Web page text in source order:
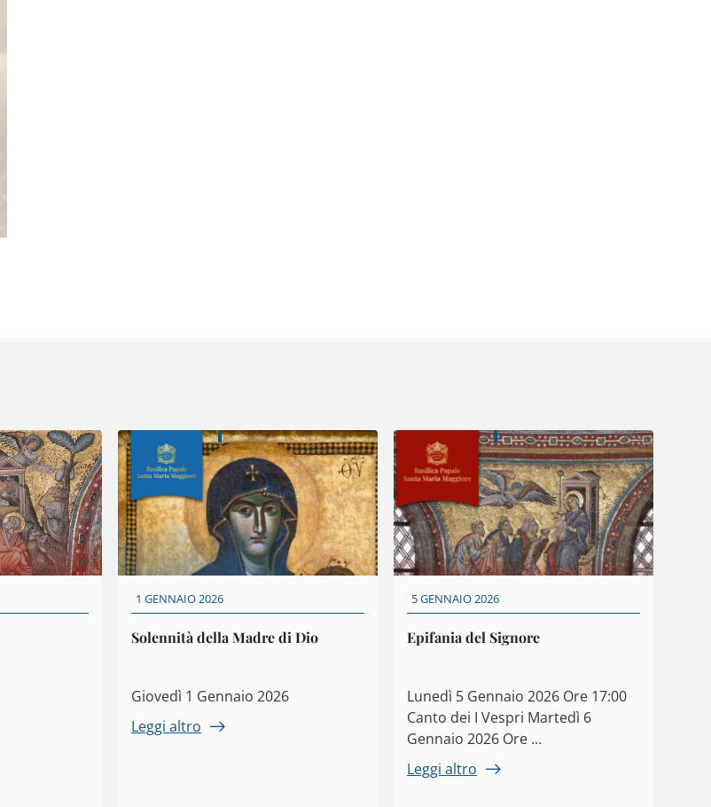
1 GENNAIO 2026
Solennità della Madre di Dio
Giovedì 1 Gennaio 2026
Leggi altro
5 GENNAIO 2026
Epifania del Signore
Lunedì 5 Gennaio 2026 Ore 17:00
Canto dei I Vespri Martedì 6
Gennaio 2026 Ore ...
Leggi altro